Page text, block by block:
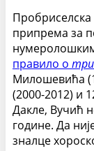
Пробриселска
припрема за
правило о
Милошевића
(2000-2012) и
Дакле, Вучић
године. Да
зналце